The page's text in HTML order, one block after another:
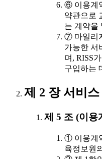
⑥ 이용계
약관으로
는 계약을
⑦ 마일리
가능한 서
며, RISS
구입하는
제 2 장 서비
제 5 조 (이용
① 이용계
육정보원